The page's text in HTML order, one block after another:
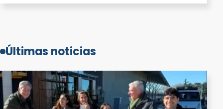
Últimas noticias